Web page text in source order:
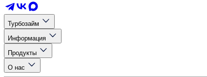
Турбозайм
Информация
Продукты
О нас